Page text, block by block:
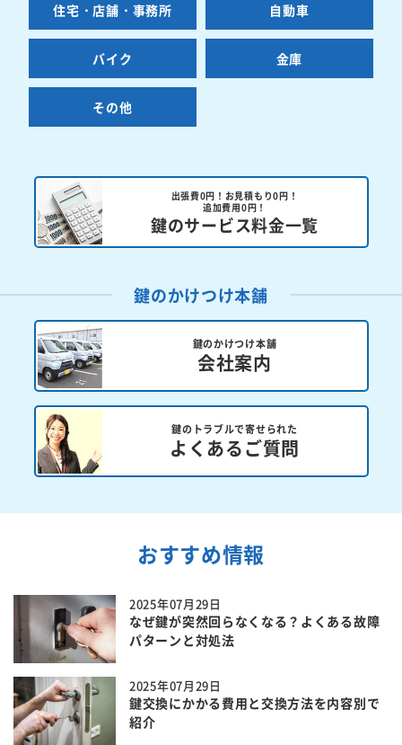
住宅・店舗・事務所 自動車
バイク 金庫
その他
出張費0円！お見積もり0円！
追加費用0円！
鍵のサービス料金一覧
鍵のかけつけ本舗
鍵のかけつけ本舗
会社案内
鍵のトラブルで寄せられた
よくあるご質問
おすすめ情報
2025年07月29日
なぜ鍵が突然回らなくなる？よくある故障
パターンと対処法
2025年07月29日
鍵交換にかかる費用と交換方法を内容別で
紹介